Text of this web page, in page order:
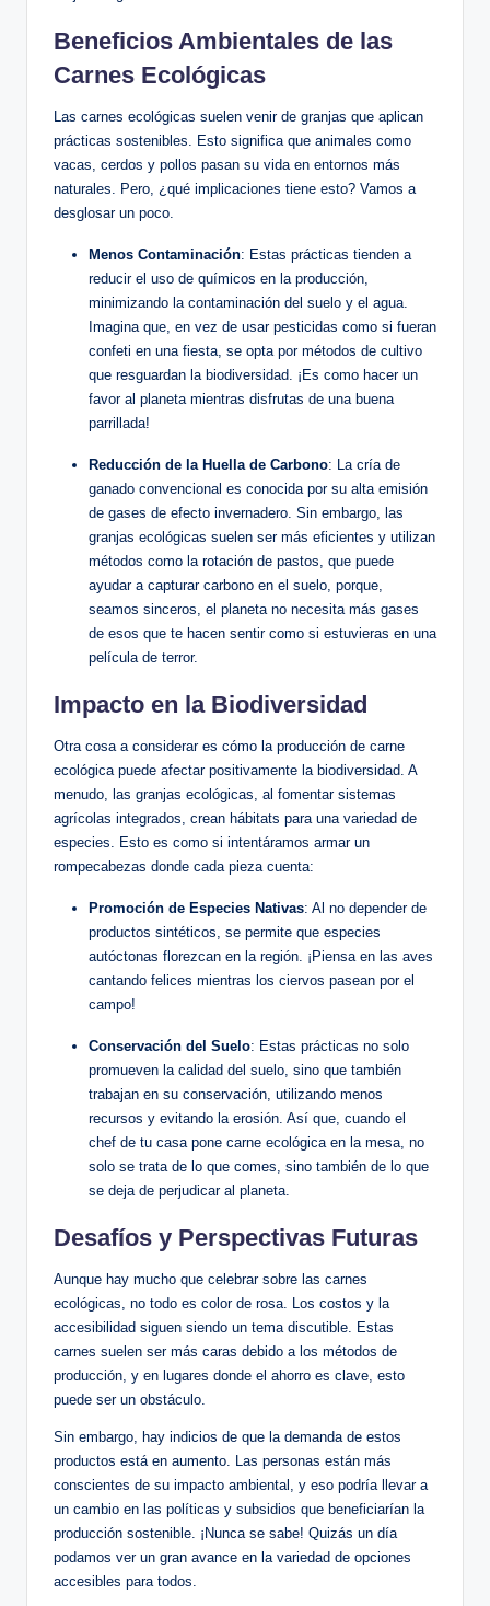
Beneficios Ambientales de las
Carnes Ecológicas
Las carnes ecológicas suelen venir de granjas que aplican
prácticas sostenibles. Esto significa que animales como
vacas, cerdos y pollos pasan su vida en entornos más
naturales. Pero, ¿qué implicaciones tiene esto? Vamos a
desglosar un poco.
Menos Contaminación: Estas prácticas tienden a
reducir el uso de químicos en la producción,
minimizando la contaminación del suelo y el agua.
Imagina que, en vez de usar pesticidas como si fueran
confeti en una fiesta, se opta por métodos de cultivo
que resguardan la biodiversidad. ¡Es como hacer un
favor al planeta mientras disfrutas de una buena
parrillada!
Reducción de la Huella de Carbono: La cría de
ganado convencional es conocida por su alta emisión
de gases de efecto invernadero. Sin embargo, las
granjas ecológicas suelen ser más eficientes y utilizan
métodos como la rotación de pastos, que puede
ayudar a capturar carbono en el suelo, porque,
seamos sinceros, el planeta no necesita más gases
de esos que te hacen sentir como si estuvieras en una
película de terror.
Impacto en la Biodiversidad
Otra cosa a considerar es cómo la producción de carne
ecológica puede afectar positivamente la biodiversidad. A
menudo, las granjas ecológicas, al fomentar sistemas
agrícolas integrados, crean hábitats para una variedad de
especies. Esto es como si intentáramos armar un
rompecabezas donde cada pieza cuenta:
Promoción de Especies Nativas: Al no depender de
productos sintéticos, se permite que especies
autóctonas florezcan en la región. ¡Piensa en las aves
cantando felices mientras los ciervos pasean por el
campo!
Conservación del Suelo: Estas prácticas no solo
promueven la calidad del suelo, sino que también
trabajan en su conservación, utilizando menos
recursos y evitando la erosión. Así que, cuando el
chef de tu casa pone carne ecológica en la mesa, no
solo se trata de lo que comes, sino también de lo que
se deja de perjudicar al planeta.
Desafíos y Perspectivas Futuras
Aunque hay mucho que celebrar sobre las carnes
ecológicas, no todo es color de rosa. Los costos y la
accesibilidad siguen siendo un tema discutible. Estas
carnes suelen ser más caras debido a los métodos de
producción, y en lugares donde el ahorro es clave, esto
puede ser un obstáculo.
Sin embargo, hay indicios de que la demanda de estos
productos está en aumento. Las personas están más
conscientes de su impacto ambiental, y eso podría llevar a
un cambio en las políticas y subsidios que beneficiarían la
producción sostenible. ¡Nunca se sabe! Quizás un día
podamos ver un gran avance en la variedad de opciones
accesibles para todos.